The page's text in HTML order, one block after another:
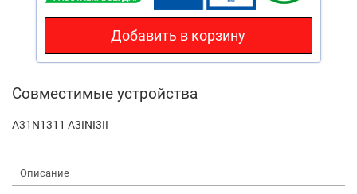
Добавить в корзину
Совместимые устройства
A31N1311 A3INI3II
Описание